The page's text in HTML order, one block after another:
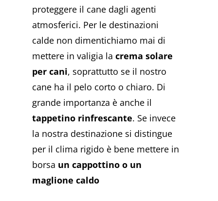
proteggere il cane dagli agenti
atmosferici. Per le destinazioni
calde non dimentichiamo mai di
mettere in valigia lacrema solare
per cani, soprattutto se il nostro
cane ha il pelo corto o chiaro. Di
grande importanza è anche il
tappetino rinfrescante. Se invece
la nostra destinazione si distingue
per il clima rigido è bene mettere in
borsa un cappottino o un
maglione caldo